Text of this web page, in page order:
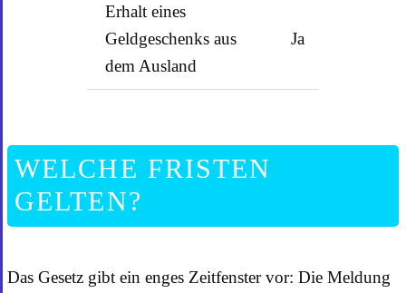
Erhalt eines
Geldgeschenks aus
dem Ausland
Ja
WELCHE FRISTEN
GELTEN?
Das Gesetz gibt ein enges Zeitfenster vor: Die Meldung